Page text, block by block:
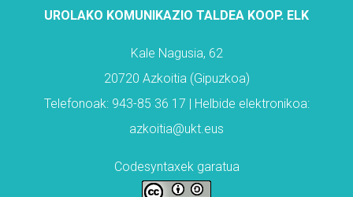
UROLAKO KOMUNIKAZIO TALDEA KOOP. ELK
Kale Nagusia, 62
20720 Azkoitia (Gipuzkoa)
Telefonoak: 943-85 36 17 | Helbide elektronikoa:
azkoitia@ukt.eus
Codesyntaxek garatua